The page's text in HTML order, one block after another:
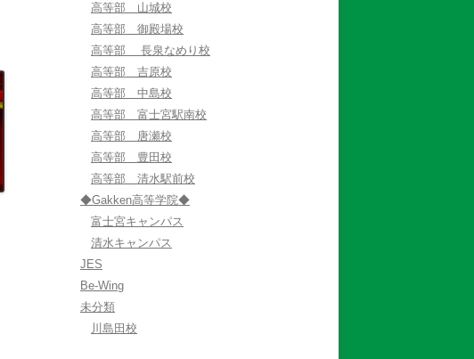
高等部 山城校
高等部 御殿場校
高等部 長泉なめり校
高等部 吉原校
高等部 中島校
高等部 富士宮駅南校
高等部 唐瀬校
高等部 豊田校
高等部 清水駅前校
◆Gakken高等学院◆
富士宮キャンパス
清水キャンパス
JES
Be-Wing
未分類
川島田校